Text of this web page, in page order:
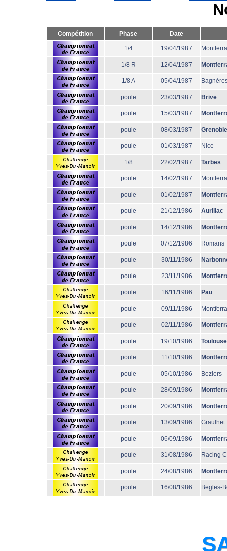
Compétition Phase Date
1/4 19/04/1987
1/8 R 12/04/1987
1/8 A 05/04/1987
poule 23/03/1987 Brive
poule 15/03/1987
poule 08/03/1987 Grenoble
poule 01/03/1987 Nice
1/8 22/02/1987 Tarbes
poule 14/02/1987
poule 01/02/1987
poule 21/12/1986 Aurillac
poule 14/12/1986
poule 07/12/1986 Romans
poule 30/11/1986
poule 23/11/1986
poule 16/11/1986 Pau
poule 09/11/1986
poule 02/11/1986
poule 19/10/1986 Toulouse
poule 11/10/1986
poule 05/10/1986 Beziers
poule 28/09/1986
poule 20/09/1986
poule 13/09/1986 Graulhet
poule 06/09/1986
poule 31/08/1986 Racing
poule 24/08/1986
poule 16/08/1986 Begles-